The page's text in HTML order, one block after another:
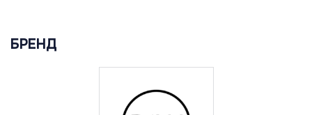
БРЕНД